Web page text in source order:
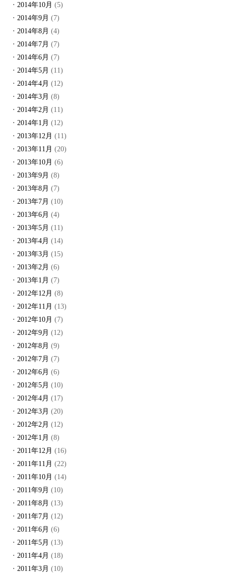
2014年10月 (5)
2014年9月 (7)
2014年8月 (4)
2014年7月 (7)
2014年6月 (7)
2014年5月 (11)
2014年4月 (12)
2014年3月 (8)
2014年2月 (11)
2014年1月 (12)
2013年12月 (11)
2013年11月 (20)
2013年10月 (6)
2013年9月 (8)
2013年8月 (7)
2013年7月 (10)
2013年6月 (4)
2013年5月 (11)
2013年4月 (14)
2013年3月 (15)
2013年2月 (6)
2013年1月 (7)
2012年12月 (8)
2012年11月 (13)
2012年10月 (7)
2012年9月 (12)
2012年8月 (9)
2012年7月 (7)
2012年6月 (6)
2012年5月 (10)
2012年4月 (17)
2012年3月 (20)
2012年2月 (12)
2012年1月 (8)
2011年12月 (16)
2011年11月 (22)
2011年10月 (14)
2011年9月 (10)
2011年8月 (13)
2011年7月 (12)
2011年6月 (6)
2011年5月 (13)
2011年4月 (18)
2011年3月 (10)